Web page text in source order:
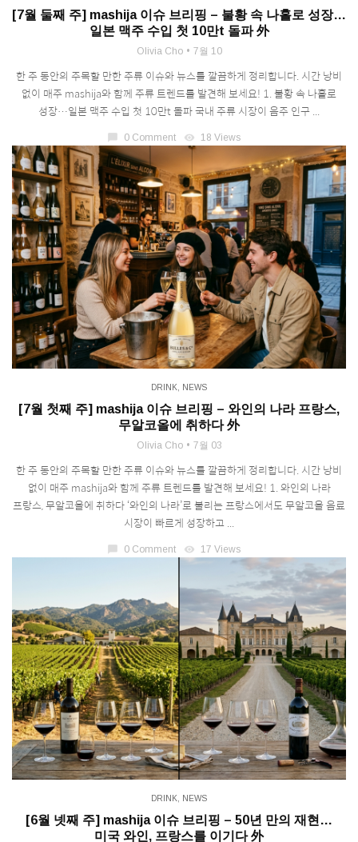
[7월 둘째 주] mashija 이슈 브리핑 – 불황 속 나홀로 성장…
일본 맥주 수입 첫 10만t 돌파 外
Olivia Cho 7월 10
한 주 동안의 주목할 만한 주류 이슈와 뉴스를 깔끔하게 정리합니다. 시간 낭비
없이 매주 mashija와 함께 주류 트렌드를 발견해 보세요! 1. 불황 속 나홀로
성장…일본 맥주 수입 첫 10만t 돌파 국내 주류 시장이 음주 인구 ...
chat_bubble 0 Comment visibility 18 Views
DRINK NEWS
[7월 첫째 주] mashija 이슈 브리핑 – 와인의 나라 프랑스,
무알코올에 취하다 外
Olivia Cho 7월 03
한 주 동안의 주목할 만한 주류 이슈와 뉴스를 깔끔하게 정리합니다. 시간 낭비
없이 매주 mashija와 함께 주류 트렌드를 발견해 보세요! 1. 와인의 나라
프랑스, 무알코올에 취하다 ‘와인의 나라’로 불리는 프랑스에서도 무알코올 음료
시장이 빠르게 성장하고 ...
0 Comment visibility 17 Views
DRINK, NEWS
[6월 넷째 주] mashija 이슈 브리핑 – 50년 만의 재현…
미국 와인, 프랑스를 이기다 外